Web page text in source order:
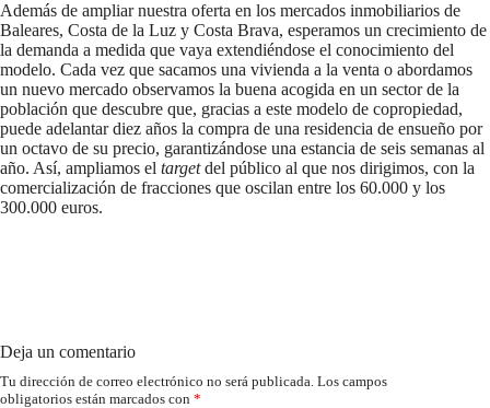
Además de ampliar nuestra oferta en los mercados inmobiliarios de
Baleares, Costa de la Luz y Costa Brava, esperamos un crecimiento de
la demanda a medida que vaya extendiéndose el conocimiento del
modelo. Cada vez que sacamos una vivienda a la venta o abordamos
un nuevo mercado observamos la buena acogida en un sector de la
población que descubre que, gracias a este modelo de copropiedad,
puede adelantar diez años la compra de una residencia de ensueño por
un octavo de su precio, garantizándose una estancia de seis semanas al
año. Así, ampliamos el targetdel público al que nos dirigimos, con la
comercialización de fracciones que oscilan entre los 60.000 y los
300.000 euros.
Deja un comentario
Tu dirección de correo electrónico no será publicada. Los campos
obligatorios están marcados con *